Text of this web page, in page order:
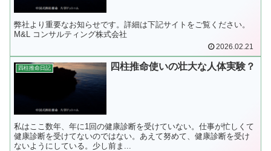
弊社より重要なお知らせです。詳細は下記サイトをご覧ください。
M&L コンサルティング株式会社
2026.02.21
四柱推命日記 四柱推命使いの壮大な人体実験？
私はここ数年、年に1回の健康診断を受けていない。仕事が忙しくて
健康診断を受けてないのではない。あえて努めて、健康診断を受け
ないようにしている。少し前ま...